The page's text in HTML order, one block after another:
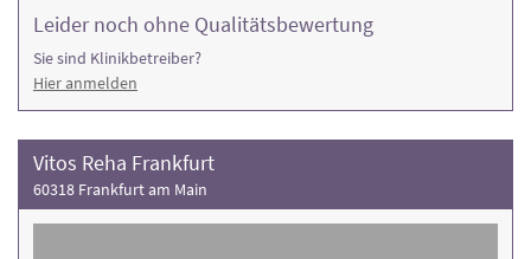
Leider noch ohne Qualitätsbewertung
Sie sind Klinikbetreiber?
Hier anmelden
Vitos Reha Frankfurt
60318 Frankfurt am Main